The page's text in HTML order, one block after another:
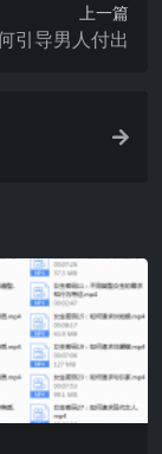
上一篇
引导男人付出